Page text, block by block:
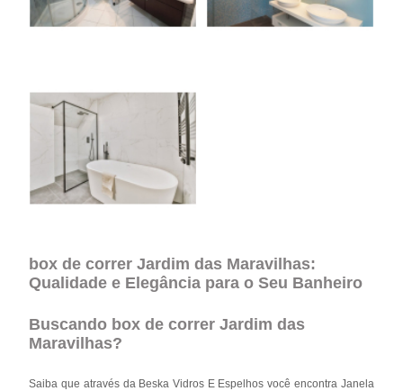
box de correr Jardim das Maravilhas:
Qualidade e Elegância para o Seu Banheiro
Buscando box de correr Jardim das
Maravilhas?
Saiba que através da Beska Vidros E Espelhos você encontra Janela